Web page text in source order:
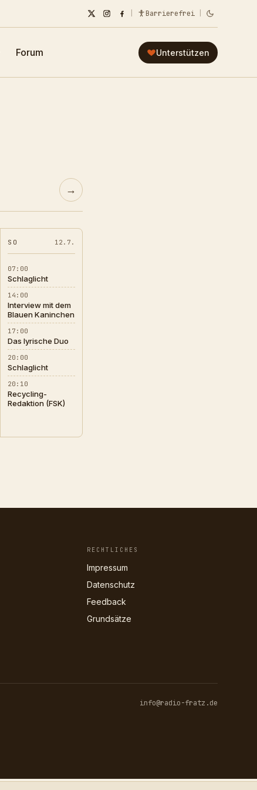
Barrierefrei
Forum Unterstützen
→
SO 12.7.
07:00
Schlaglicht
14:00
Interview mit dem
Blauen Kaninchen
17:00
Das lyrische Duo
20:00
Schlaglicht
20:10
Recycling-
Redaktion (FSK)
RECHTLICHES
Impressum
Datenschutz
Feedback
Grundsätze
info@radio-fratz.de